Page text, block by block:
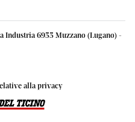
Industria 6933 Muzzano (Lugano) -
alla privacy